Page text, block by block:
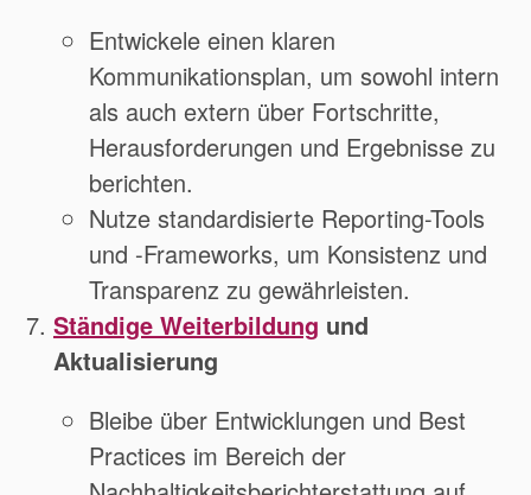
Entwickele einen klaren
Kommunikationsplan, um sowohl intern
als auch extern über Fortschritte,
Herausforderungen und Ergebnisse zu
berichten.
Nutze standardisierte Reporting-Tools
und -Frameworks, um Konsistenz und
Transparenz zu gewährleisten.
Ständige Weiterbildung und
Aktualisierung
Bleibe über Entwicklungen und Best
Practices im Bereich der